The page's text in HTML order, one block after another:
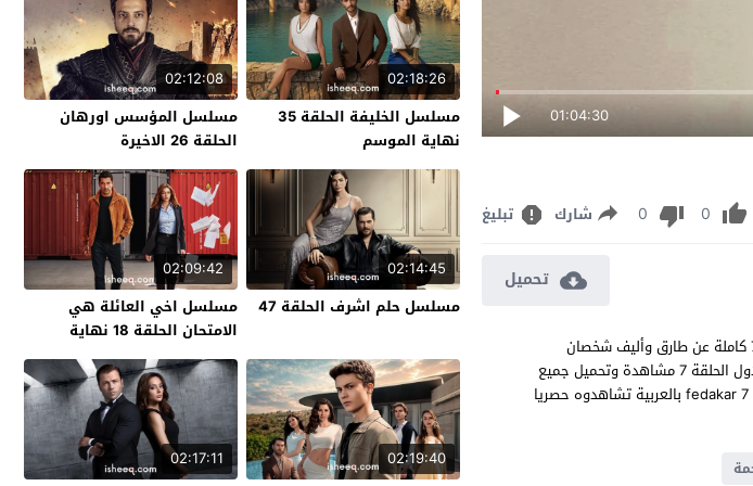
01:04:30
0
0 شارك تبليغ
تحميل
مسلسل التضحية الحلقة 7 مترجم قصة عشق اون لاين بجودة عالية النقاء تدور احداث قصة التضحية حلقة 7 كاملة عن طارق وأليف شخصان
يجمعهما الألم الأول يسعى للانتقام والثانية تحاول الحفاظ على أشقائها بعد المآسي التضحية الموسم الاول الحلقة 7 مشاهدة وتحميل جميع
حلقات مسلسل الدراما والرومانسية التركي التضحية 7 بطولة بيركاي فيلي و مهريبان إير و كهرمان سيفري fedakar 7 بالعربية تشاهدوه حصريا
02:18:26
مسلسل الخليفة الحلقة 35
نهاية الموسم
02:12:08
مسلسل المؤسس اورهان
الحلقة 26 الاخيرة
02:14:45
مسلسل حلم اشرف الحلقة 47
02:09:42
مسلسل اخي العائلة هي
الامتحان الحلقة 18 نهاية
الموسم
02:19:40
02:17:11